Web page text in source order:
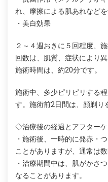
れ、摩擦による肌あれなどを
・美白効果
２～４週おきに５回程度、
回数は、肌質、症状により異
施術時間は、約20分です。
施術中、多少ピリピリする
す。施術前2日間は、顔剃り
◇治療後の経過とアフター
・施術後、一時的に発赤・
ことがありますが、通常は
・治療期間中は、肌がかさ
なることがあります。